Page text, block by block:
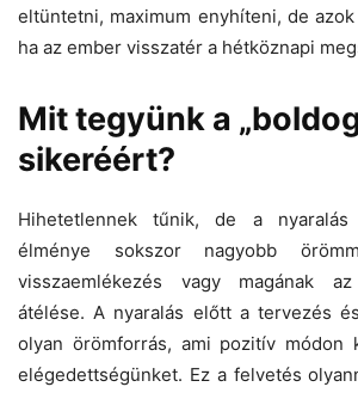
eltüntetni, maximum enyhíteni, de
ha az ember visszatér a hétköznapi
Mit tegyünk a
sikeréért?
Hihetetlennek tűnik, de a nyaralás
élménye sokszor nagyobb
visszaemlékezés vagy magának
átélése. A nyaralás előtt a tervezés
olyan örömforrás, ami pozitív módon
elégedettségünket. Ez a felvetés